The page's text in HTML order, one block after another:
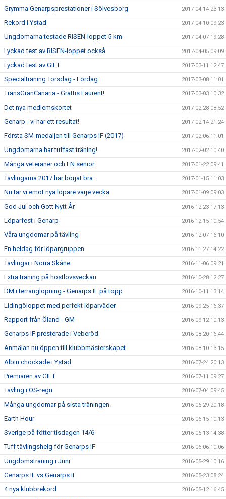
Grymma Genarpsprestationer i Sölvesborg 2017-04-14 23:13
Rekord i Ystad 2017-04-10 09:23
Ungdomarna testade RISEN-loppet 5 km 2017-04-07 19:28
Lyckad test av RISEN-loppet också 2017-04-05 09:09
Lyckad test av GIFT 2017-03-11 12:47
Specialträning Torsdag - Lördag 2017-03-08 11:01
TransGranCanaria - Grattis Laurent! 2017-03-03 10:32
Det nya medlemskortet 2017-02-28 08:52
Genarp - vi har ett resultat! 2017-02-14 21:24
Första SM-medaljen till Genarps IF (2017) 2017-02-06 11:01
Ungdomarna har tuffast träning! 2017-02-02 10:40
Många veteraner och EN senior. 2017-01-22 09:41
Tävlingarna 2017 har börjat bra. 2017-01-15 11:03
Nu tar vi emot nya löpare varje vecka 2017-01-09 09:03
God Jul och Gott Nytt År 2016-12-23 17:13
Löparfest i Genarp 2016-12-15 10:54
Våra ungdomar på tävling 2016-12-07 16:10
En heldag för löpargruppen 2016-11-27 14:22
Tävlingar i Norra Skåne 2016-11-06 09:21
Extra träning på höstlovsveckan 2016-10-28 12:27
DM i terränglöpning - Genarps IF på topp 2016-10-11 13:14
Lidingöloppet med perfekt löparväder 2016-09-25 16:37
Rapport från Öland - GM 2016-09-12 10:13
Genarps IF presterade i Veberöd 2016-08-20 16:44
Anmälan nu öppen till klubbmästerskapet 2016-08-10 13:15
Albin chockade i Ystad 2016-07-24 20:13
Premiären av GIFT 2016-07-11 09:27
Tävling i ÖS-regn 2016-07-04 09:45
Många ungdomar på sista träningen. 2016-06-29 20:18
Earth Hour 2016-06-15 10:13
Sverige på fötter tisdagen 14/6 2016-06-13 14:38
Tuff tävlingshelg för Genarps IF 2016-06-06 10:06
Ungdomsträning i Juni 2016-05-29 10:16
Genarps IF vs Genarps IF 2016-05-23 08:24
4 nya klubbrekord 2016-05-12 16:45